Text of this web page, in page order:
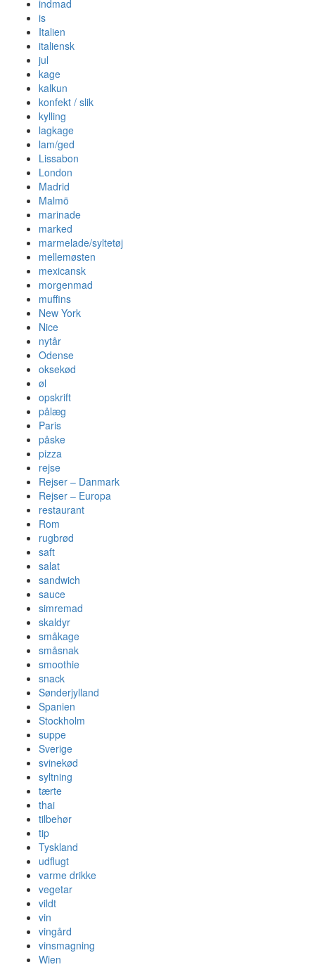
indmad
is
Italien
italiensk
jul
kage
kalkun
konfekt / slik
kylling
lagkage
lam/ged
Lissabon
London
Madrid
Malmö
marinade
marked
marmelade/syltetøj
mellemøsten
mexicansk
morgenmad
muffins
New York
Nice
nytår
Odense
oksekød
øl
opskrift
pålæg
Paris
påske
pizza
rejse
Rejser – Danmark
Rejser – Europa
restaurant
Rom
rugbrød
saft
salat
sandwich
sauce
simremad
skaldyr
småkage
småsnak
smoothie
snack
Sønderjylland
Spanien
Stockholm
suppe
Sverige
svinekød
syltning
tærte
thai
tilbehør
tip
Tyskland
udflugt
varme drikke
vegetar
vildt
vin
vingård
vinsmagning
Wien